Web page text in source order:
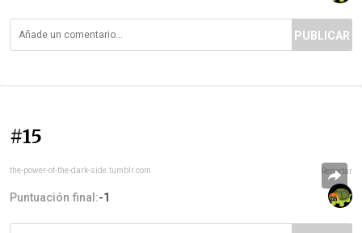
PUBLICAR
#15
the-power-of-the-dark-side.tumblr.com Reportar
Puntuación final:-1